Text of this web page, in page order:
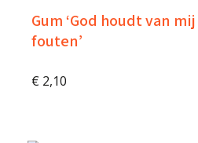
Gum ‘God houdt van mij ondanks mijn
fouten’
€ 2,10